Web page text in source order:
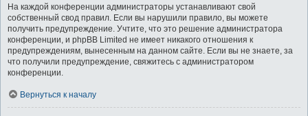
На каждой конференции администраторы устанавливают свой
собственный свод правил. Если вы нарушили правило, вы можете
получить предупреждение. Учтите, что это решение администратора
конференции, и phpBB Limited не имеет никакого отношения к
предупреждениям, вынесенным на данном сайте. Если вы не знаете, за
что получили предупреждение, свяжитесь с администратором
конференции.
Вернуться к началу